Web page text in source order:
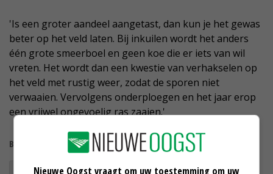
'Is een groter aandeel aangetast, dan kun je het gewas
beter op het veld laten. Bij inkuilen wordt het anders
één grote smeerboel en geen koe die er iets van wil
vreten. Het wordt dan een kwestie van verhakselen op
het veld met rustig weer, zodat de sporen niet
verwaaien. Vervolgens onderploegen en het jaar erop
een vrijwel ongevoelig ras zaaien.'
Bekijk meer over:
Nieuwe Oogst vraagt om uw toestemming om uw